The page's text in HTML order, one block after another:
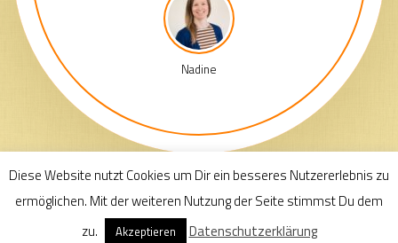
Nadine
Diese Website nutzt Cookies um Dir ein besseres Nutzererlebnis zu
ermöglichen. Mit der weiteren Nutzung der Seite stimmst Du dem
zu.
Akzeptieren Datenschutzerklärung